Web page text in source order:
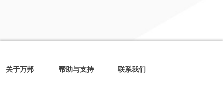
关于万邦 帮助与支持 联系我们